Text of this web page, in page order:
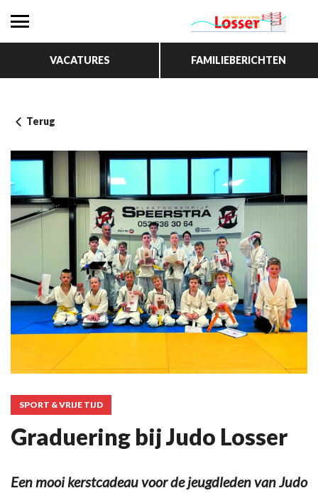
VACATURES FAMILIEBERICHTEN
Terug
SPORT & VRIJE TIJD
Graduering bij Judo Losser
Een mooi kerstcadeau voor de jeugdleden van Judo